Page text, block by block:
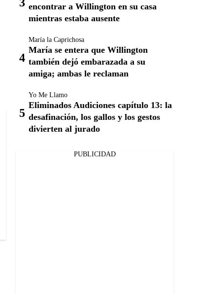
encontrar a Willington en su casa
mientras estaba ausente
María la Caprichosa
María se entera que Willington
también dejó embarazada a su
amiga; ambas le reclaman
Yo Me Llamo
Eliminados Audiciones capítulo 13: la
desafinación, los gallos y los gestos
divierten al jurado
PUBLICIDAD